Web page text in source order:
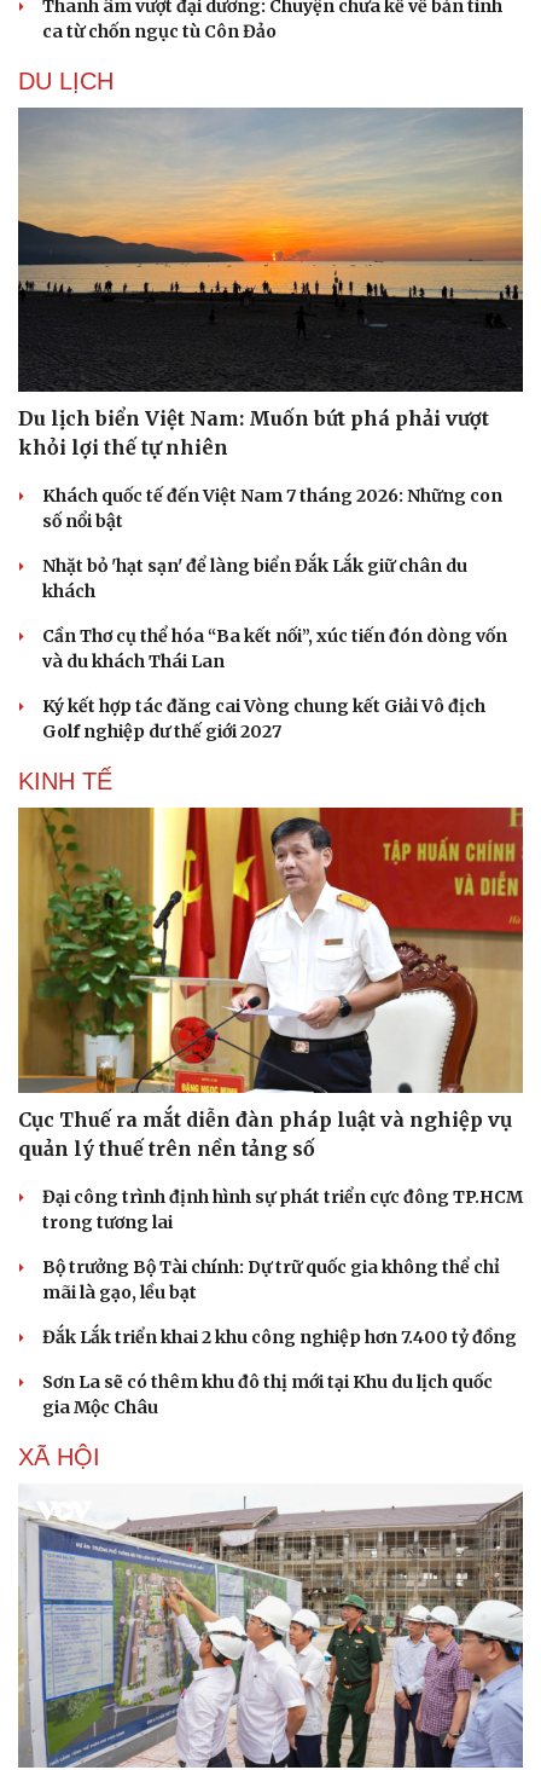
Dinh dưỡng - món ngon
Sản phụ khoa
Nhi khoa
Nam khoa
Làm đẹp - giảm cân
Phòng mạch online
Ăn sạch sống khỏe
Tình yêu - Gia đình
Thanh âm vượt đại dương: Chuyện chưa kể về bản tình
ca từ chốn ngục tù Côn Đảo
DU LỊCH
Du lịch biển Việt Nam: Muốn bứt phá phải vượt
khỏi lợi thế tự nhiên
Khách quốc tế đến Việt Nam 7 tháng 2026: Những con
số nổi bật
Nhặt bỏ 'hạt sạn' để làng biển Đắk Lắk giữ chân du
khách
Cần Thơ cụ thể hóa “Ba kết nối”, xúc tiến đón dòng vốn
và du khách Thái Lan
Ký kết hợp tác đăng cai Vòng chung kết Giải Vô địch
Golf nghiệp dư thế giới 2027
KINH TẾ
Cục Thuế ra mắt diễn đàn pháp luật và nghiệp vụ
quản lý thuế trên nền tảng số
Đại công trình định hình sự phát triển cực đông TP.HCM
trong tương lai
Bộ trưởng Bộ Tài chính: Dự trữ quốc gia không thể chỉ
mãi là gạo, lều bạt
Đắk Lắk triển khai 2 khu công nghiệp hơn 7.400 tỷ đồng
Sơn La sẽ có thêm khu đô thị mới tại Khu du lịch quốc
gia Mộc Châu
XÃ HỘI